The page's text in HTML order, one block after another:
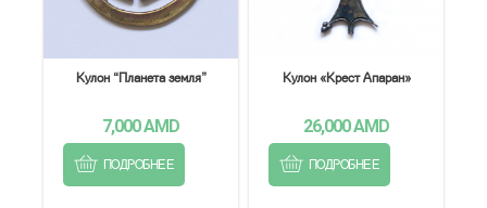
Кулон “Планета земля”
7,000AMD
ПОДРОБНЕЕ
Кулон «Крест Апаран»
26,000AMD
ПОДРОБНЕЕ